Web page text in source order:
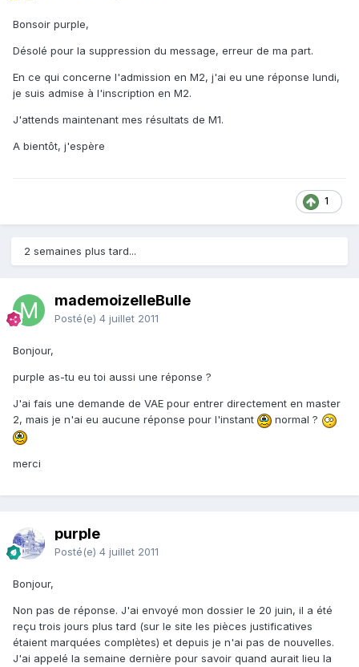
Bonsoir purple,
Désolé pour la suppression du message, erreur de ma part.
En ce qui concerne l'admission en M2, j'ai eu une réponse lundi,
je suis admise à l'inscription en M2.
J'attends maintenant mes résultats de M1.
A bientôt, j'espère
1
2 semaines plus tard...
mademoizelleBulle
Posté(e) 4 juillet 2011
Bonjour,
purple as-tu eu toi aussi une réponse ?
J'ai fais une demande de VAE pour entrer directement en master
2, mais je n'ai eu aucune réponse pour l'instant
normal ?
merci
purple
Posté(e) 4 juillet 2011
Bonjour,
Non pas de réponse. J'ai envoyé mon dossier le 20 juin, il a été
reçu trois jours plus tard (sur le site les pièces justificatives
étaient marquées complètes) et depuis je n'ai pas de nouvelles.
J'ai appelé la semaine dernière pour savoir quand aurait lieu la